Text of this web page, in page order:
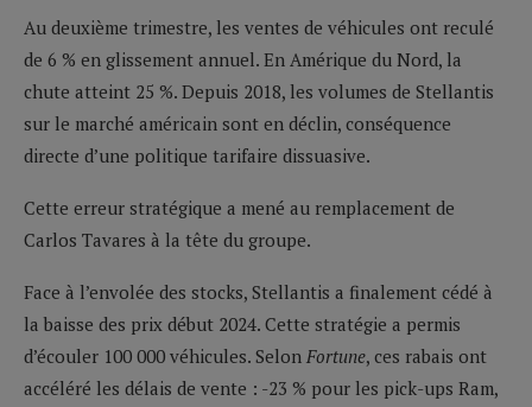
Au deuxième trimestre, les ventes de véhicules ont reculé
de 6 % en glissement annuel. En Amérique du Nord, la
chute atteint 25 %. Depuis 2018, les volumes de Stellantis
sur le marché américain sont en déclin, conséquence
directe d’une politique tarifaire dissuasive.
Cette erreur stratégique a mené au remplacement de
Carlos Tavares à la tête du groupe.
Face à l’envolée des stocks, Stellantis a finalement cédé à
la baisse des prix début 2024. Cette stratégie a permis
d’écouler 100 000 véhicules. Selon Fortune, ces rabais ont
accéléré les délais de vente : -23 % pour les pick-ups Ram,